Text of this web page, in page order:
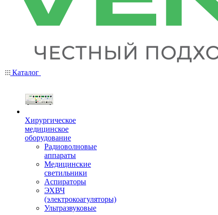
Каталог
Хирургическое
медицинское
оборудование
Радиоволновые
аппараты
Медицинские
светильники
Аспираторы
ЭХВЧ
(электрокоагуляторы)
Ультразвуковые